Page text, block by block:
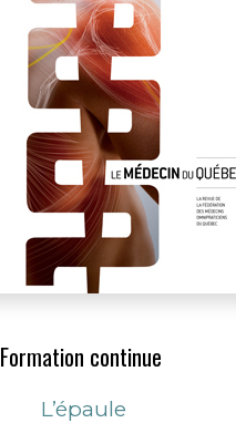
Formation continue
L’épaule